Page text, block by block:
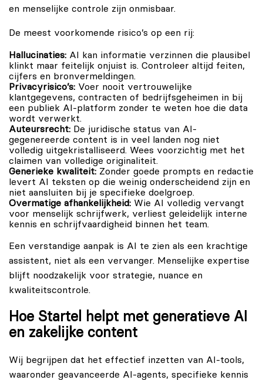
en menselijke controle zijn onmisbaar.
De meest voorkomende risico’s op een rij:
Hallucinaties: AI kan informatie verzinnen die plausibel
klinkt maar feitelijk onjuist is. Controleer altijd feiten,
cijfers en bronvermeldingen.
Privacyrisico’s: Voer nooit vertrouwelijke
klantgegevens, contracten of bedrijfsgeheimen in bij
een publiek AI-platform zonder te weten hoe die data
wordt verwerkt.
Auteursrecht: De juridische status van AI-
gegenereerde content is in veel landen nog niet
volledig uitgekristalliseerd. Wees voorzichtig met het
claimen van volledige originaliteit.
Generieke kwaliteit: Zonder goede prompts en redactie
levert AI teksten op die weinig onderscheidend zijn en
niet aansluiten bij je specifieke doelgroep.
Overmatige afhankelijkheid: Wie AI volledig vervangt
voor menselijk schrijfwerk, verliest geleidelijk interne
kennis en schrijfvaardigheid binnen het team.
Een verstandige aanpak is AI te zien als een krachtige
assistent, niet als een vervanger. Menselijke expertise
blijft noodzakelijk voor strategie, nuance en
kwaliteitscontrole.
Hoe Startel helpt met generatieve AI
en zakelijke content
Wij begrijpen dat het effectief inzetten van AI-tools,
waaronder geavanceerde AI-agents, specifieke kennis